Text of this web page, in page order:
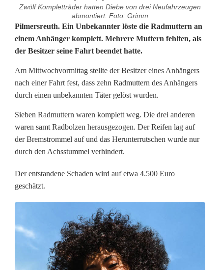
Zwölf Kompletträder hatten Diebe von drei Neufahrzeugen
abmontiert. Foto: Grimm
U
n
b
e
a
n
t
l
Pilmersreuth. Ein Unbekannter löste die Radmuttern an
einem Anhänger komplett. Mehrere Muttern fehlten, als
der Besitzer seine Fahrt beendet hatte.
Am Mittwochvormittag stellte der Besitzer eines Anhängers
nach einer Fahrt fest, dass zehn Radmuttern des Anhängers
durch einen unbekannten Täter gelöst wurden.
Sieben Radmuttern waren komplett weg. Die drei anderen
waren samt Radbolzen herausgezogen. Der Reifen lag auf
der Bremstrommel auf und das Herunterrutschen wurde nur
durch den Achsstummel verhindert.
Der entstandene Schaden wird auf etwa 4.500 Euro
geschätzt.